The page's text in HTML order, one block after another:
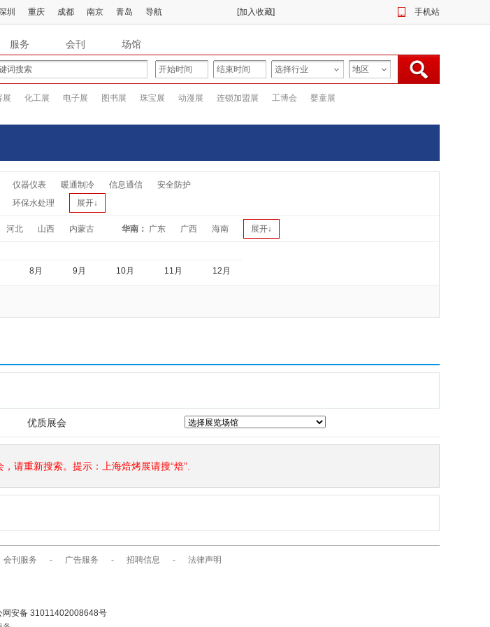
圳 重庆 成都 南京 青岛 导航 [加入收藏] 手机站
服务 会刊 场馆
展 化工展 电子展 图书展 珠宝展 动漫展 连锁加盟展 工博会 婴童展
仪器仪表 暖通制冷 信息通信
安全防护
环保水处理 展开↓
河北 山西 内蒙古 华南： 广东 广西 海南 展开↓
8月 9月 10月 11月 12月
优质展会
请重新搜索。提示：上海焙烤展请搜“焙”.
会刊服务 - 广告服务 - 招聘信息 - 法律声明
网安备 31011402008648号